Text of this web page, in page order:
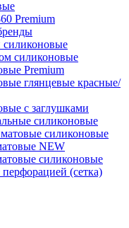
Premium
силиконовые
силиконовые
Premium
глянцевые красные/
с заглушками
силиконовые
силиконовые
NEW
силиконовые
(сетка)